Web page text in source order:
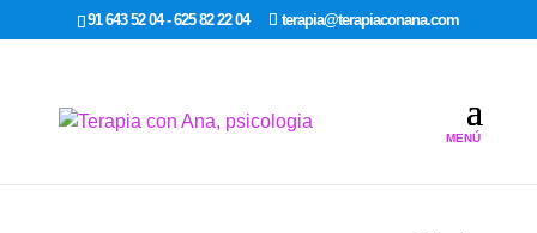
google-site-verification: google7dcda757e565a307.html
91 643 52 04 - 625 82 22 04 terapia@terapiaconana.com